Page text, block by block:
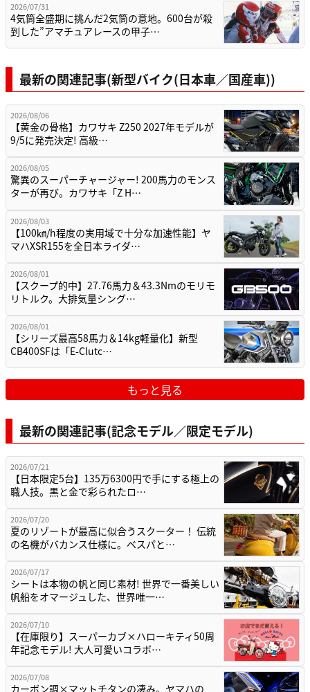
2026/07/31
4気筒全盛期に挑んだ2気筒の意地。600台が殺
到した”アマチュアレースの甲子…
最新の関連記事(新型バイク(日本車／国産車))
2026/08/06
【黄金の骨格】カワサキ Z250 2027年モデルが
9/5に発売決定! 高級…
2026/08/05
驚異のスーパーチャージャー! 200馬力のモンス
ターが再び。カワサキ「Z H…
2026/08/03
【100㎞/h程度の実用域で十分な加速性能】ヤ
マハXSR155を全日本ライダ…
2026/08/01
【スクープ的中】27.76馬力＆43.3Nmのモリモ
リトルク。大排気量シング…
2026/08/01
【シリーズ最高58馬力＆14kg軽量化】新型
CB400SFは「E-Clutc…
もっと見る
最新の関連記事(記念モデル／限定モデル)
2026/07/21
【日本限定5台】135万6300円で手にする極上の
職人技。黒と金で彩られたロ…
2026/07/20
夏のリゾートが最高に似合うスクーター！ 伝統
の名機がバカンス仕様に。ベスパと…
2026/07/17
シートは本物の帆と同じ素材! 世界で一番美しい
帆船をオマージュした、世界唯一…
2026/07/10
【在庫限り】スーパーカブ×ハローキティ50周
年記念モデル! 大人可愛いコラボ…
2026/07/08
カーボン調×マットチタンの凄み。ヤマハの